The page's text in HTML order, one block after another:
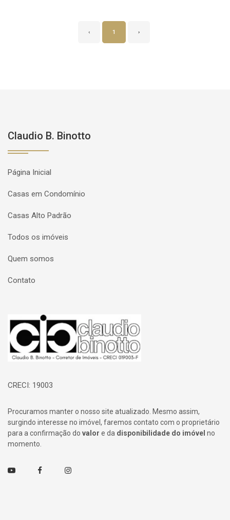
‹ 1 ›
Claudio B. Binotto
Página Inicial
Casas em Condomínio
Casas Alto Padrão
Todos os imóveis
Quem somos
Contato
Página inicial
CRECI: 19003
Procuramos manter o nosso site atualizado. Mesmo assim,
surgindo interesse no imóvel, faremos contato com o proprietário
para a confirmação do valor e da disponibilidade do imóvel no
momento.
Youtube FacebookInstagram